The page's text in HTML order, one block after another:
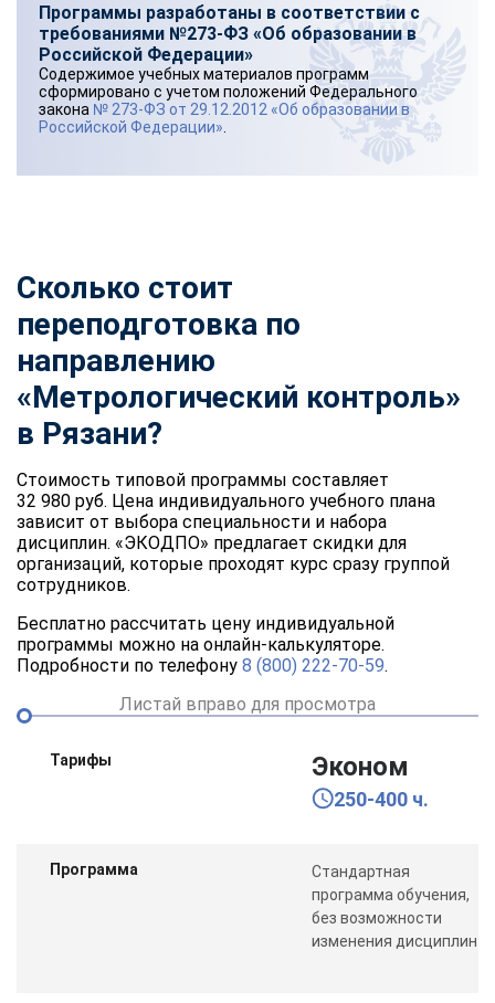
Программы разработаны в соответствии с
требованиями №273-ФЗ «Об образовании в
Российской Федерации»
Содержимое учебных материалов программ
сформировано с учетом положений Федерального
закона № 273-ФЗ от 29.12.2012 «Об образовании в
Российской Федерации»
Сколько стоит
переподготовка по
направлению
«Метрологический контроль»
в Рязани?
Стоимость типовой программы составляет
32 980 руб. Цена индивидуального учебного плана
зависит от выбора специальности и набора
дисциплин. «ЭКОДПО» предлагает скидки для
организаций, которые проходят курс сразу группой
сотрудников.
Бесплатно рассчитать цену индивидуальной
программы можно на онлайн-калькуляторе.
Подробности по телефону 8 (800) 222-70-59.
Листай вправо для просмотра
Тарифы Эконом
250-400 ч.
Программа
Стандартная
программа обучения,
без возможности
изменения дисциплин